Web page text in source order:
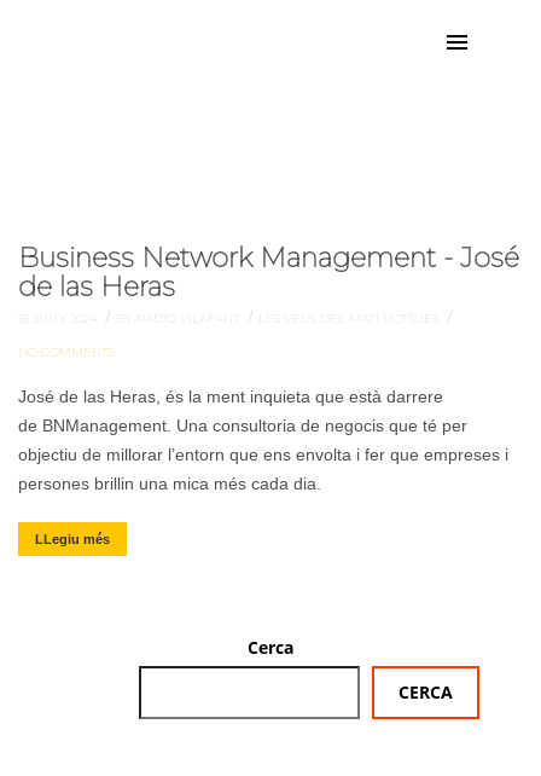
Business Network Management - José
de las Heras
18 JUNY 2024 / BY RADIO VILAFANT / LES VEUS DEL MATÍ NOTÍCIES /
NO COMMENTS
José de las Heras, és la ment inquieta que està darrere
de BNManagement. Una consultoria de negocis que té per
objectiu de millorar l’entorn que ens envolta i fer que empreses i
persones brillin una mica més cada dia.
LLegiu més
Cerca
CERCA